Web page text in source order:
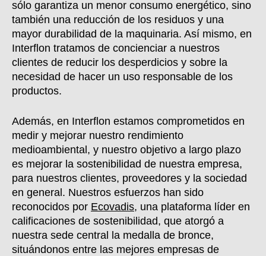
sólo garantiza un menor consumo energético, sino
también una reducción de los residuos y una
mayor durabilidad de la maquinaria. Así mismo, en
Interflon tratamos de concienciar a nuestros
clientes de reducir los desperdicios y sobre la
necesidad de hacer un uso responsable de los
productos.
Además, en Interflon estamos comprometidos en
medir y mejorar nuestro rendimiento
medioambiental, y nuestro objetivo a largo plazo
es mejorar la sostenibilidad de nuestra empresa,
para nuestros clientes, proveedores y la sociedad
en general. Nuestros esfuerzos han sido
reconocidos por Ecovadis, una plataforma líder en
calificaciones de sostenibilidad, que atorgó a
nuestra sede central la medalla de bronce,
situándonos entre las mejores empresas de